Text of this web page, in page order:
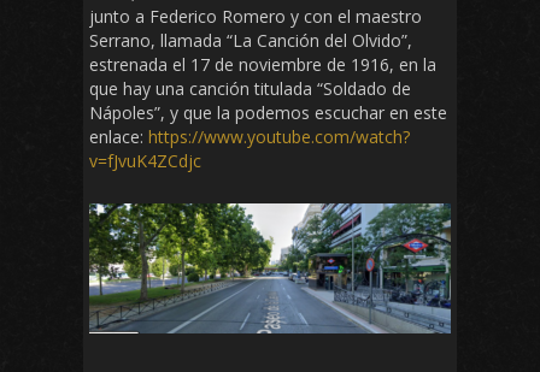
junto a Federico Romero y con el maestro
Serrano, llamada “La Canción del Olvido”,
estrenada el 17 de noviembre de 1916, en la
que hay una canción titulada “Soldado de
Nápoles”, y que la podemos escuchar en este
enlace: https://www.youtube.com/watch?
v=fJvuK4ZCdjc